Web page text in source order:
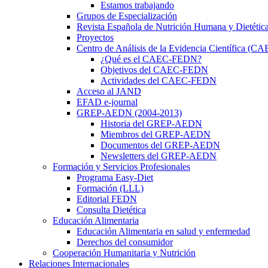
Estamos trabajando
Grupos de Especialización
Revista Española de Nutrición Humana y Dietética
Proyectos
Centro de Análisis de la Evidencia Científica
¿Qué es el CAEC-FEDN?
Objetivos del CAEC-FEDN
Actividades del CAEC-FEDN
Acceso al JAND
EFAD e-journal
GREP-AEDN (2004-2013)
Historia del GREP-AEDN
Miembros del GREP-AEDN
Documentos del GREP-AEDN
Newsletters del GREP-AEDN
Formación y Servicios Profesionales
Programa Easy-Diet
Formación (LLL)
Editorial FEDN
Consulta Dietética
Educación Alimentaria
Educación Alimentaria en salud y enfermedad
Derechos del consumidor
Cooperación Humanitaria y Nutrición
Relaciones Internacionales